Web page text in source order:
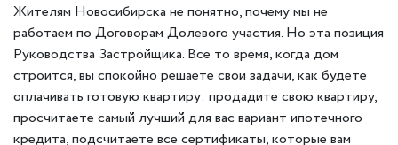
Жителям Новосибирска не понятно, почему мы не
работаем по Договорам Долевого участия. Но эта позиция
Руководства Застройщика. Все то время, когда дом
строится, вы спокойно решаете свои задачи, как будете
оплачивать готовую квартиру: продадите свою квартиру,
просчитаете самый лучший для вас вариант ипотечного
кредита, подсчитаете все сертификаты, которые вам